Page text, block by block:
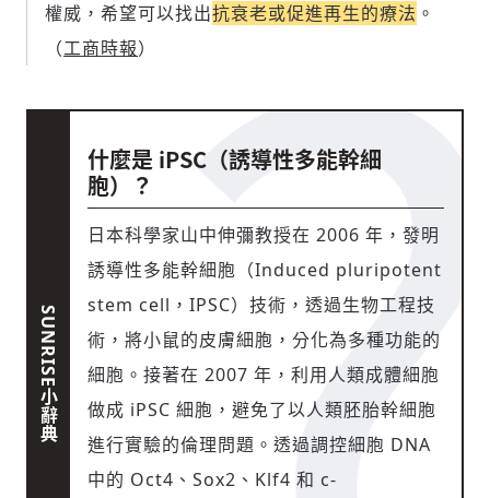
權威，希望可以找出抗衰老或促進再生的療法 。
（工商時報）
什麼是 iPSC（誘導性多能幹細
胞）？
日本科學家山中伸彌教授在 2006 年，發明
誘導性多能幹細胞（Induced pluripotent
stem cell，IPSC）技術，透過生物工程技
術，將小鼠的皮膚細胞，分化為多種功能的
細胞。接著在 2007 年，利用人類成體細胞
做成 iPSC 細胞，避免了以人類胚胎幹細胞
進行實驗的倫理問題。透過調控細胞 DNA
中的 Oct4、Sox2、Klf4 和 c-